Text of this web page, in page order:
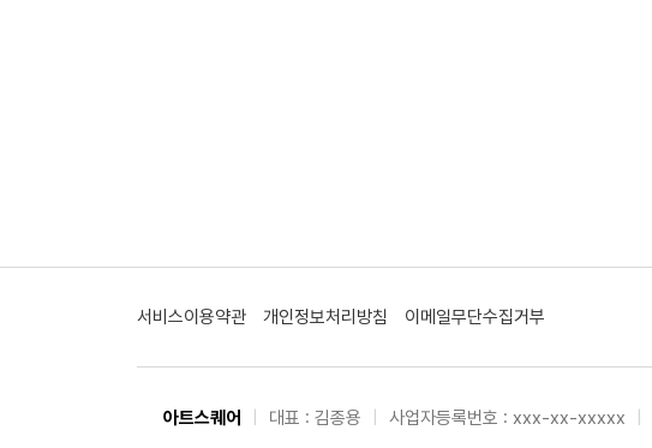
서비스이용약관 개인정보처리방침 이메일무단수집거부
아트스퀘어 대표 : 김종용 사업자등록번호 : xxx-xx-xxxxx